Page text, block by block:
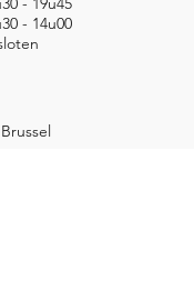
- 14u00
oten